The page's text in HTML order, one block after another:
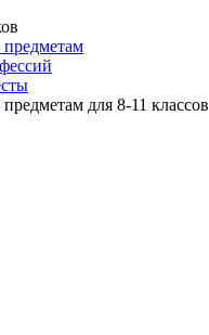
для 8-11 классов